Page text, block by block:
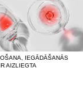
IEGĀDĀŠANĀS
AIZLIEGTA